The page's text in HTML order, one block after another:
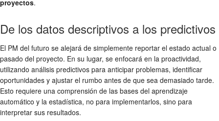
proyectos.
De los datos descriptivos a los predictivos
El PM del futuro se alejará de simplemente reportar el estado actual o
pasado del proyecto. En su lugar, se enfocará en la proactividad,
utilizando análisis predictivos para anticipar problemas, identificar
oportunidades y ajustar el rumbo antes de que sea demasiado tarde.
Esto requiere una comprensión de las bases del aprendizaje
automático y la estadística, no para implementarlos, sino para
interpretar sus resultados.